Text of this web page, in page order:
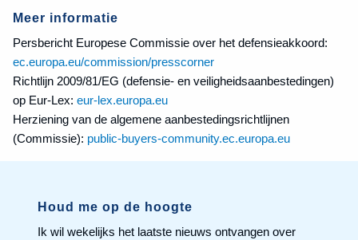
Meer informatie
Persbericht Europese Commissie over het defensieakkoord:
ec.europa.eu/commission/presscorner
Richtlijn 2009/81/EG (defensie- en veiligheidsaanbestedingen)
op Eur-Lex: eur-lex.europa.eu
Herziening van de algemene aanbestedingsrichtlijnen
(Commissie): public-buyers-community.ec.europa.eu
Houd me op de hoogte
Ik wil wekelijks het laatste nieuws ontvangen over